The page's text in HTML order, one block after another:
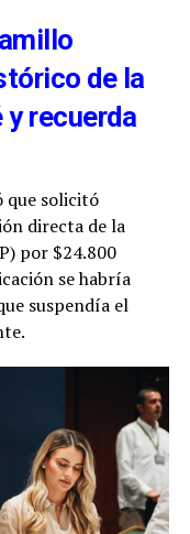
de la
y recuerda
que solicitó
directa de la
por $24.800
se habría
suspendía el